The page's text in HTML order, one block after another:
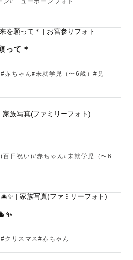
らがなの練習中の4歳の女の子と、
大好きで、いつも見えない何かと
子を育てています🤖
づいたら1日が終わっていて、バタ
日もあります🫠笑
ていることは、
に楽しむ❤️‍🔥】ことです🚗
に遊ばせてもらえない😢)
行かせてもらえない😫)
ともありますよね🥺
#ニューボーンフォト
って＊
赤ちゃん#未就学児（〜6歳）#兄
百日祝い)#赤ちゃん#未就学児（〜6
クリスマス#赤ちゃん